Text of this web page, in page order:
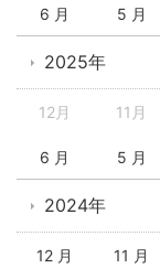
6 月 5 月
2025年
12月 11月
6 月 5 月
2024年
12 月 11 月